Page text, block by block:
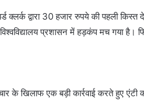
क्लर्क द्वारा 30 हजार रुपये की पहली
प्रशासन में हड़कंप मच गया
के खिलाफ एक बड़ी कार्रवाई करते हुए